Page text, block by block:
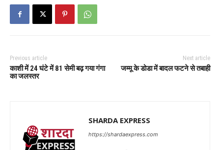
Previous article
काशी में 24 घंटे में 81 सेमी बढ़ गया गंगा
का जलस्तर
Next article
जम्मू के डोडा में बादल फटने से तबाही
SHARDA EXPRESS
https://shardaexpress.com